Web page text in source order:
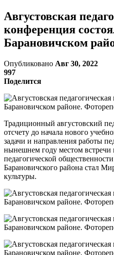
Августовская
конференция
Барановичском
Опубликовано Авг 30, 2022
997
Поделится
Традиционный августовский
отсчету до начала нового
задачи и направления работы
нынешнем году местом встречи
педагогической
Барановичского района стал
культуры.